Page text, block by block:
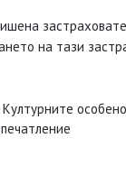
на тази